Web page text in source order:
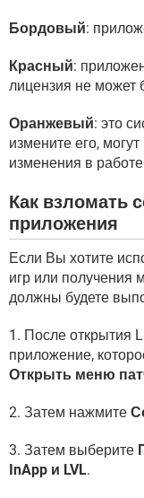
Бордовый:
Красный:
лицензия не может
Оранжевый: это
измените его,
изменения в
Как взломать
приложения
Если Вы хотите
игр или получения
должны будете
1. После открытия
приложение,
Открыть меню
2. Затем нажмите
3. Затем выберите
InApp и LVL.